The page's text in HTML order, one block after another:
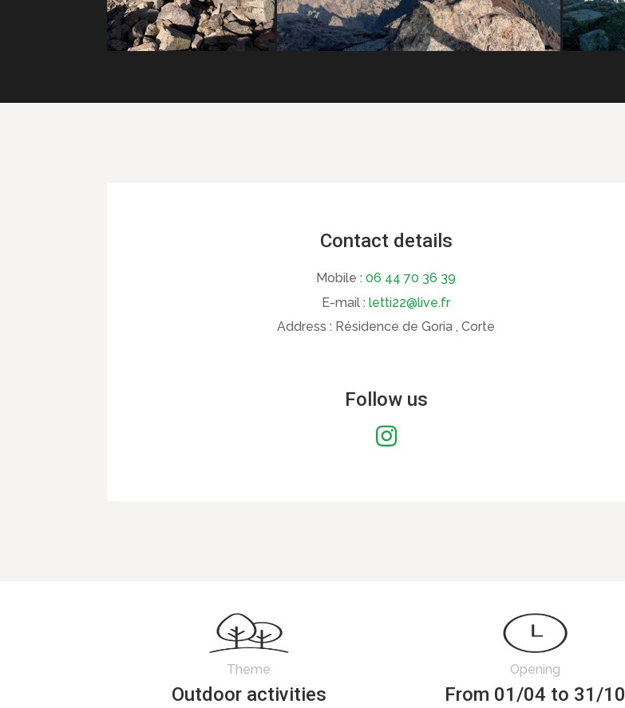
Contact details
Mobile :06 44 70 36 39
E-mail :letti22@live.fr
Address : Résidence de Goria , Corte
Follow us
Theme
Outdoor activities
Opening
From 01/04 to 31/10